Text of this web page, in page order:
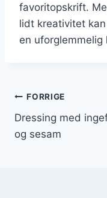
favoritopskrift.
lidt kreativitet
en uforglemmelig
FORRIGE
Dressing med
og sesam